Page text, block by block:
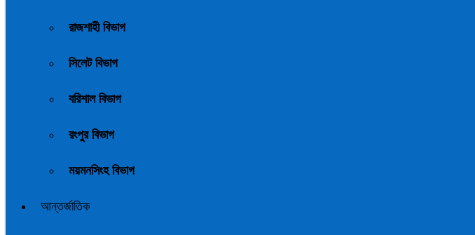
রাজশাহী বিভাগ
সিলেট বিভাগ
বরিশাল বিভাগ
রংপুর বিভাগ
ময়মনসিংহ বিভাগ
আন্তর্জাতিক